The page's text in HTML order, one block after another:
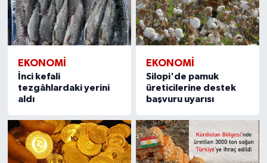
EKONOMI
İnci kefali
tezgâhlardaki yerini
aldı
EKONOMI
Silopi'de pamuk
üreticilerine destek
başvuru uyarısı